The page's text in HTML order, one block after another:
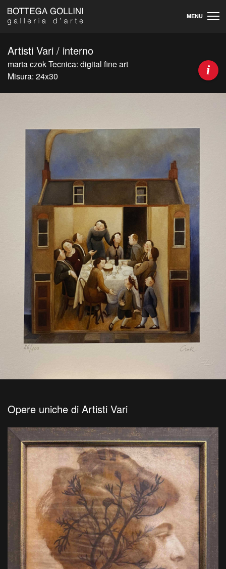
MENU
Artisti Vari / interno
marta czok Tecnica: digital fine art
Misura: 24x30
i
Opere uniche di Artisti Vari